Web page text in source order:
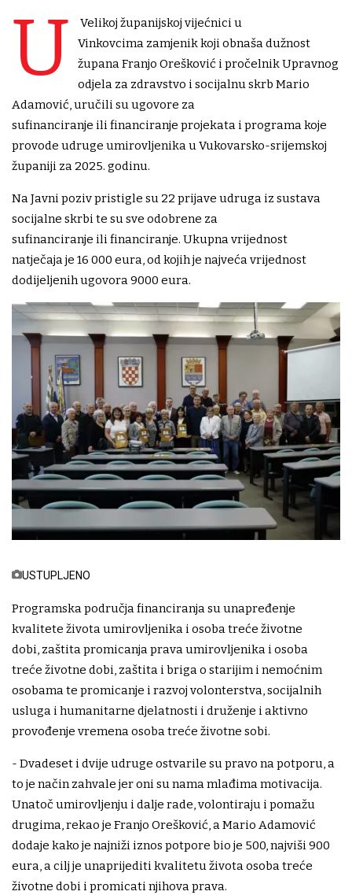
U
Velikoj županijskoj vijećnici u
Vinkovcima zamjenik koji obnaša dužnost
župana Franjo Orešković i pročelnik Upravnog
odjela za zdravstvo i socijalnu skrb Mario
Adamović, uručili su ugovore za
sufinanciranje ili financiranje projekata i programa koje
provode udruge umirovljenika u Vukovarsko-srijemskoj
županiji za 2025. godinu.
Na Javni poziv pristigle su 22 prijave udruga iz sustava
socijalne skrbi te su sve odobrene za
sufinanciranje ili financiranje. Ukupna vrijednost
natječaja je 16 000 eura, od kojih je najveća vrijednost
dodijeljenih ugovora 9000 eura.
USTUPLJENO
Programska područja financiranja su unapređenje
kvalitete života umirovljenika i osoba treće životne
dobi, zaštita promicanja prava umirovljenika i osoba
treće životne dobi, zaštita i briga o starijim i nemoćnim
osobama te promicanje i razvoj volonterstva, socijalnih
usluga i humanitarne djelatnosti i druženje i aktivno
provođenje vremena osoba treće životne sobi.
- Dvadeset i dvije udruge ostvarile su pravo na potporu, a
to je način zahvale jer oni su nama mlađima motivacija.
Unatoč umirovljenju i dalje rade, volontiraju i pomažu
drugima, rekao je Franjo Orešković, a Mario Adamović
dodaje kako je najniži iznos potpore bio je 500, najviši 900
eura, a cilj je unaprijediti kvalitetu života osoba treće
životne dobi i promicati njihova prava.